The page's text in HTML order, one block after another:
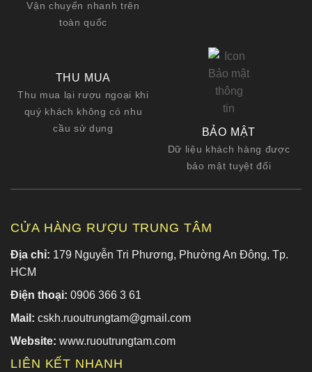
Vận chuyển nhanh trên
toàn quốc
THU MUA
Thu mua lại rượu ngoại khi
quý khách không có nhu
cầu sử dụng
BẢO MẬT
Dữ liệu khách hàng được
bảo mật tuyệt đối
CỬA HÀNG RƯỢU TRUNG TÂM
Địa chỉ: 179 Nguyễn Tri Phương, Phường An Đông, Tp.
HCM
Điện thoại: 0906 366 3 61
Mail: cskh.ruoutrungtam@gmail.com
Website: www.ruoutrungtam.com
LIÊN KẾT NHANH